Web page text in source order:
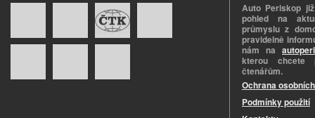
Auto Periskop
pohled na
průmyslu z
pravidelně
nám na
kterou chcete
čtenářům.
Ochrana
Podmínky použití